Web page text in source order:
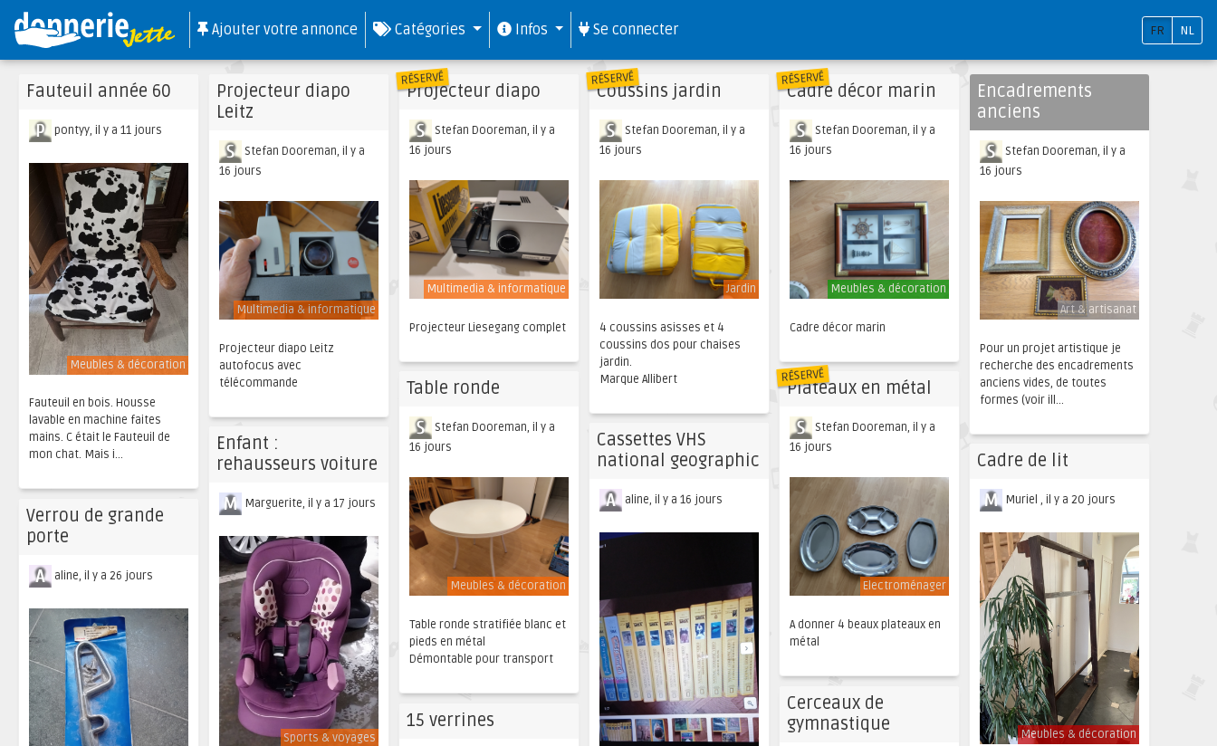
Ajouter votre annonce Catégories Infos Se connecter FR NL
Fauteuil année 60
pontyy, il y a 11 jours
Meubles & décoration
Fauteuil en bois. Housse
lavable en machine faites
mains. C était le Fauteuil de
mon chat. Mais i...
Projecteur diapo
Leitz
Stefan Dooreman, il y a
16 jours
Multimedia & informatique
Projecteur diapo Leitz
autofocus avec
télécommande
Projecteur diapo
Stefan Dooreman, il y a
16 jours
Multimedia & informatique
Projecteur Liesegang complet
RÉSERVÉ
Coussins jardin
Stefan Dooreman, il y a
16 jours
Jardin
4 coussins asisses et 4
coussins dos pour chaises
jardin.
Marque Allibert
RÉSERVÉ
Cadre décor marin
Stefan Dooreman, il y a
16 jours
Meubles & décoration
Cadre décor marin
RÉSERVÉ
Encadrements
anciens
Stefan Dooreman, il y a
16 jours
Art & artisanat
Pour un projet artistique je
recherche des encadrements
anciens vides, de toutes
formes (voir ill...
Table ronde
Stefan Dooreman, il y a
16 jours
Meubles & décoration
Table ronde stratifiée blanc et
pieds en métal
Démontable pour transport
Plateaux en métal
Stefan Dooreman, il y a
16 jours
Electroménager
A donner 4 beaux plateaux en
métal
RÉSERVÉ
Cassettes VHS
national geographic
aline, il y a 16 jours
Enfant :
rehausseurs voiture
Marguerite, il y a 17 jours
Sports & voyages
Cadre de lit
Muriel , il y a 20 jours
Meubles & décoration
Verrou de grande
porte
aline, il y a 26 jours
Cerceaux de
gymnastique
15 verrines